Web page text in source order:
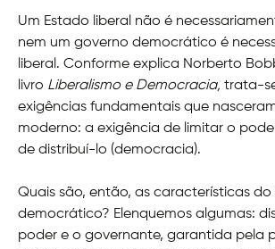
Um Estado liberal não é
nem um governo democrático é
liberal. Conforme explica Norberto
livro Liberalismo e Democracia, trata-
exigências fundamentais que
moderno: a exigência de limitar o
de distribuí-lo (democracia).
Quais são, então, as características do
democrático? Elenquemos algumas:
poder e o governante, garantida pela